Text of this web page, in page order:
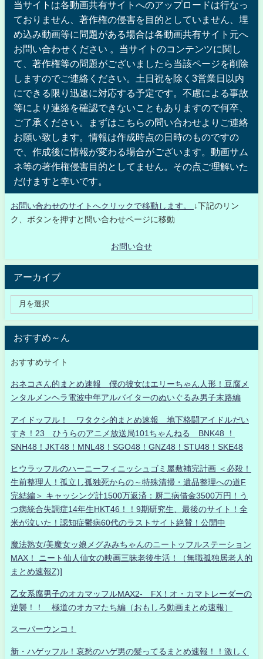
当サイトは各動画共有サイトへのアップロードは行なっ
ておりません、著作権の侵害を目的としていません、埋
め込み動画等に問題がある場合は各動画共有サイト元へ
お問い合わせください 。当サイトのコンテンツに関し
て、著作権等の問題がございましたら当該ページを削除
しますのでご連絡ください。土日祝を除く3営業日以内
にできる限り迅速に対応する予定です。不慮による事故
等により連絡を確認できないこともありますので何卒、
ご了承ください。まずはこちらの問い合わせよりご連絡
お願い致します。情報は作成時点の日時のものですの
で、作成後に情報が変わる場合がございます。動画サム
ネ等の著作権侵害目的としてません。その点ご理解いた
だけますと幸いです。
お問い合わせのサイトへクリックで移動します。
↓下記のリン
ク、ボタンを押すと問い合わせページに移動
お問い合せ
アーカイブ
おすすめ～ん
おすすめサイト
おネコさん的まとめ速報 僕の彼女はエリーちゃん人形！豆腐メ
ンタルメンヘラ電波中年アルバイターのぬいぐるみ男子末路編
アイドッフル！ ワタクシ的まとめ速報 地下格闘アイドルだい
すき！23 ひうらのアニメ放送局101ちゃんねる BNK48 ！
SNH48！JKT48！MNL48！SGO48！GNZ48！STU48！SKE48
ヒウラッフルのハーニーフィニッシュゴミ屋敷補完計画 ＜必殺！
生前整理人！孤立し孤独死からの～特殊清掃・遺品整理への道F
完結編＞ キャッシング計1500万返済：厨二病借金3500万円！う
つ病統合失調症14年生HKT46！！9期研究生、最後のサイト！全
米が泣いた！認知症鬱病60代のラストサイト絶賛！公開中
魔法熟女/美魔女ッ娘メグみみちゃんのニートッフルステーション
MAX！ ニート仙人仙女の映画三昧老後生活！（無職孤独居老人的
まとめ速報Z)]
乙女系腐男子のオカマッフルMAX2- FX！オ・カマトレーダーの
逆襲！！ 極道のオカマたち編（おもしろ動画まとめ速報）
スーパーウンコ！
新・ハゲッフル！哀愁のハゲ男の髪ってるまとめ速報！！激しく